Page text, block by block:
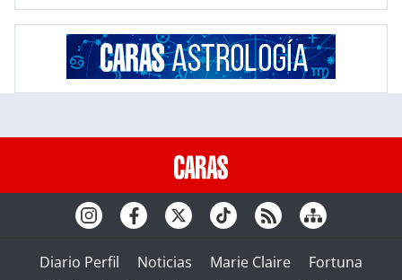
Diario Perfil Noticias Marie Claire
Fortuna